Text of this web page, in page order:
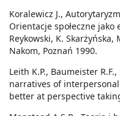
Koralewicz J.,
Orientacje społeczne
Reykowski, K. Skarżyńska,
Nakom, Poznań 1990.
Leith K.P., Baumeister
narratives of
better at perspective